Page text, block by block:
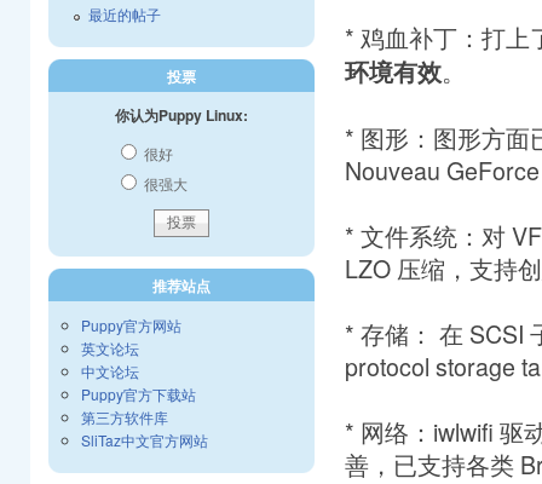
* 鸡血补丁：打上
环境有效。
* 图形：图形方面
Nouveau
* 文件系统：对
LZO 压缩，支持
* 存储： 在 SCSI
protocol storage
* 网络：iwlwifi 驱
善，已支持各类
最近的帖子
投票
你认为Puppy Linux:
很好
很强大
推荐站点
Puppy官方网站
英文论坛
中文论坛
Puppy官方下载站
第三方软件库
SliTaz中文官方网站